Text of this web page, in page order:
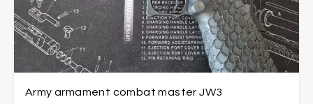
Army armament combat master JW3